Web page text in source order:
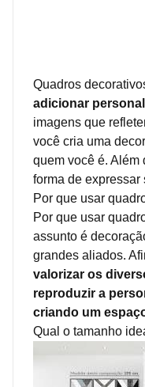
Quadros
adicionar
imagens que
você cria uma
quem você é. Além
forma de
Por que usar
Por que usar
assunto é
grandes aliados.
valorizar os
reproduzir a
criando um
Qual o tamanho